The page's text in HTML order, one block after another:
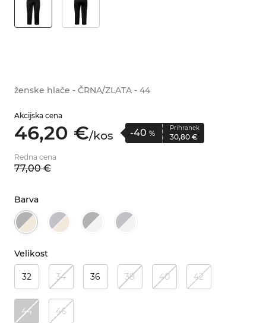
ženske hlače - ČRNA/ZLATA - 44
Akcijska cena
46,20 €/kos -40 %
Prihranek
30,80 €
Redna cena
77,00 €
Barva
Velikost
32 34 36 38 40 42
44 46